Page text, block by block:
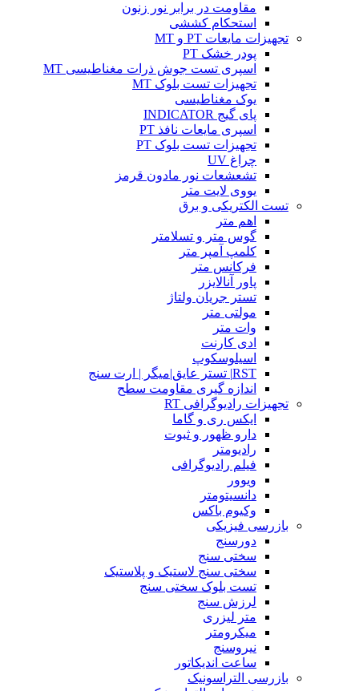
مقاومت در برابر نور زنون
استحکام کششی
تجهیزات مایعات PT و MT
پودر خشک PT
اسپری تست جوش ذرات مغناطیسی MT
تجهیزات تست بلوک MT
یوک مغناطیسی
پای گیج INDICATOR
اسپری مایعات نافذ PT
تجهیزات تست بلوک PT
چراغ UV
تشعشعات نور مادون قرمز
یووی لایت متر
تست الکتریکی و برق
اهم متر
گوس متر و تسلامتر
کلمپ آمپر متر
فرکانس متر
پاور آنالایزر
تستر جریان ولتاژ
مولتی متر
وات متر
ادی کارنت
اسیلوسکوپ
RST| تستر عایق|میگر | ارت سنج
اندازه گیری مقاومت سطح
تجهیزات رادیوگرافی RT
ایکس ری و گاما
دارو ظهور و ثبوت
رادیومتر
فیلم رادیوگرافی
ویوور
دانسیتومتر
وکیوم باکس
بازرسی فیزیکی
دورسنج
سختی سنج
سختی سنج لاستیک و پلاستیک
تست بلوک سختی سنج
لرزش سنج
متر لیزری
میکرومتر
نیروسنج
ساعت اندیکاتور
بازرسی التراسونیک